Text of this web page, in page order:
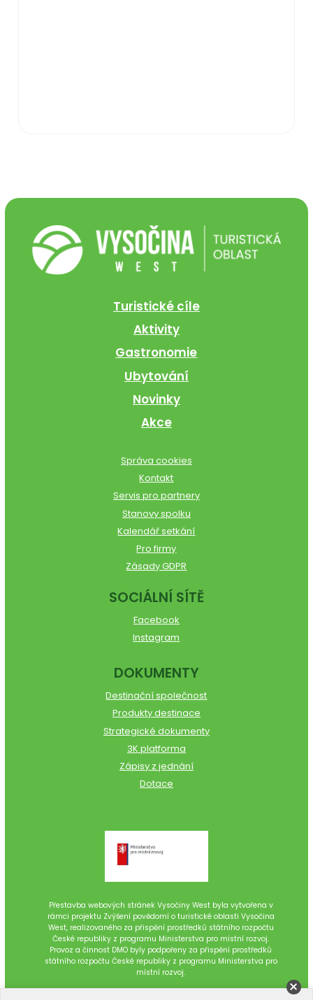
Turistické cíle
Aktivity
Gastronomie
Ubytování
Novinky
Akce
Správa cookies
Kontakt
Servis pro partnery
Stanovy spolku
Kalendář setkání
Pro firmy
Zásady GDPR
SOCIÁLNÍ SÍTĚ
Facebook
Instagram
DOKUMENTY
Destinační společnost
Produkty destinace
Strategické dokumenty
3K platforma
Zápisy z jednání
Dotace
Přestavba webových stránek Vysočiny West byla vytvořena v
rámci projektu Zvýšení povědomí o turistické oblasti Vysočina
West, realizovaného za přispění prostředků státního rozpočtu
České republiky z programu Ministerstva pro místní rozvoj.
Provoz a činnost DMO byly podpořeny za přispění prostředků
státního rozpočtu České republiky z programu Ministerstva pro
místní rozvoj.